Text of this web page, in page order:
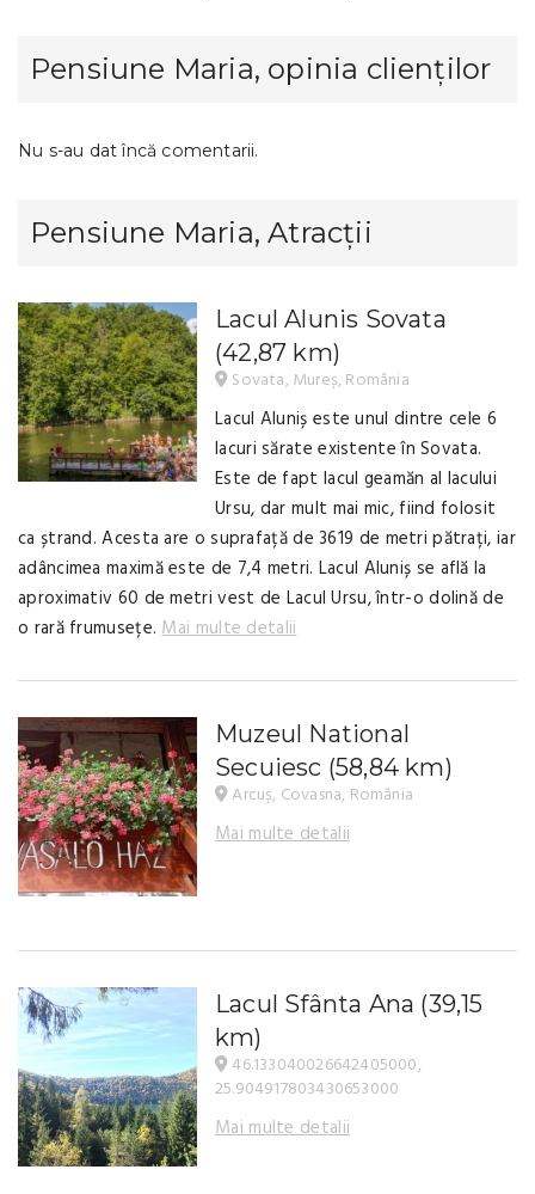
Pensiune Maria, opinia clienților
Nu s-au dat încă comentarii.
Pensiune Maria, Atracții
Lacul Alunis Sovata
(42,87 km)
Sovata, Mureș, România
Lacul Aluniș este unul dintre cele 6
lacuri sărate existente în Sovata.
Este de fapt lacul geamăn al lacului
Ursu, dar mult mai mic, fiind folosit
ca ștrand. Acesta are o suprafață de 3619 de metri pătrați, iar
adâncimea maximă este de 7,4 metri. Lacul Aluniș se află la
aproximativ 60 de metri vest de Lacul Ursu, într-o dolină de
o rară frumusețe.Mai multe detalii
Muzeul National
Secuiesc (58,84 km)
Arcuș, Covasna, România
Mai multe detalii
Lacul Sfânta Ana (39,15
km)
46.133040026642405000,
25.904917803430653000
Mai multe detalii